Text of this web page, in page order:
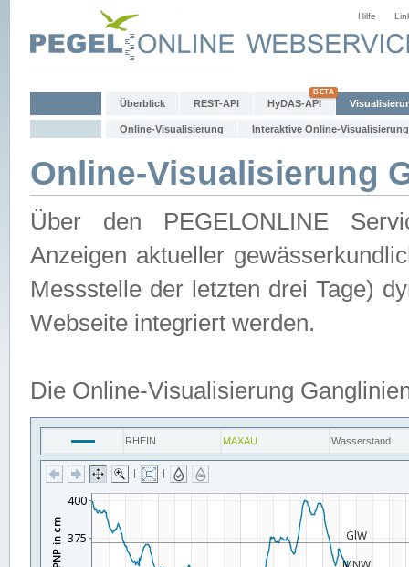
Hilfe
Überblick REST-API HyDAS-API
Online-Visualisierung Interaktive Online-Visualisierung
Online-Visualisierung
Über den PEGELONLINE
Anzeigen aktueller
Messstelle der letzten drei Tage)
Webseite integriert werden.
Die Online-Visualisierung